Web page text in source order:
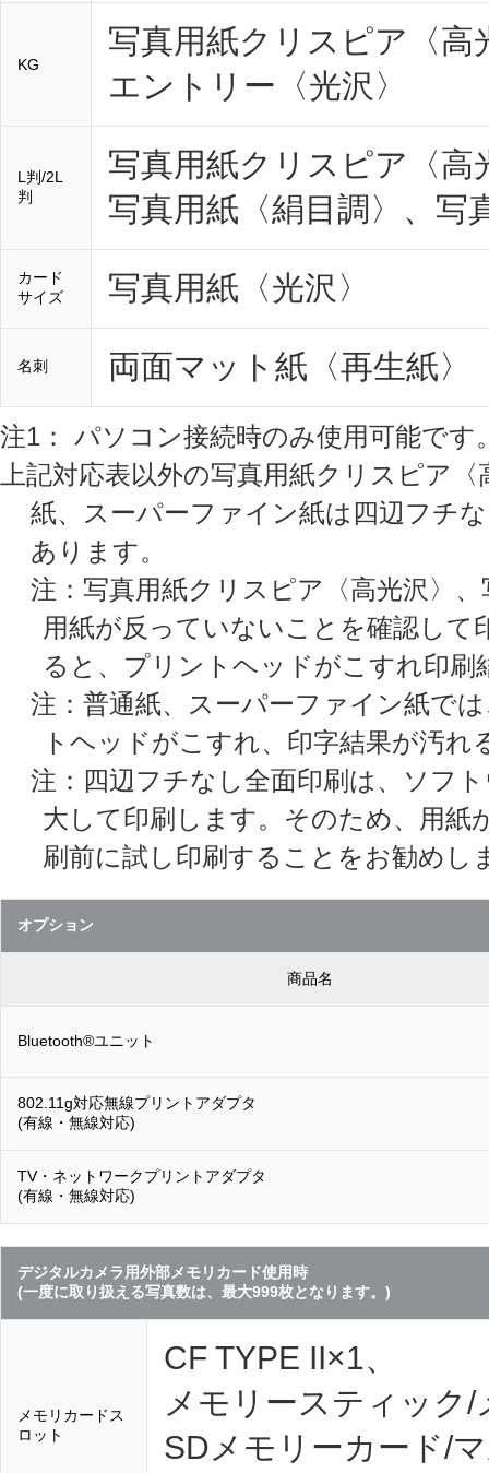
KG
写真用紙クリスピア〈高
エントリー〈光沢〉
L判/2L
判
写真用紙クリスピア〈高
写真用紙〈絹目調〉、写
カード
サイズ
写真用紙〈光沢〉
名刺 両面マット紙〈再生紙〉
注1： パソコン接続時のみ使用可能です
上記対応表以外の写真用紙クリスピア
紙、スーパーファイン紙は四辺フチ
あります。
注：写真用紙クリスピア〈高光沢〉
用紙が反っていないことを確認し
ると、プリントヘッドがこすれ印
注：普通紙、スーパーファイン紙で
トヘッドがこすれ、印字結果が汚れ
注：四辺フチなし全面印刷は、ソフ
大して印刷します。そのため、用紙
刷前に試し印刷することをお勧めし
オプション
商品名
Bluetooth®ユニット
802.11g対応無線プリントアダプタ
(有線・無線対応)
TV・ネットワークプリントアダプタ
(有線・無線対応)
デジタルカメラ用外部メモリカード使用時
(一度に取り扱える写真数は、最大999枚となります。)
メモリカードス
ロット
CF TYPE II×1、
メモリースティック
SDメモリーカード/